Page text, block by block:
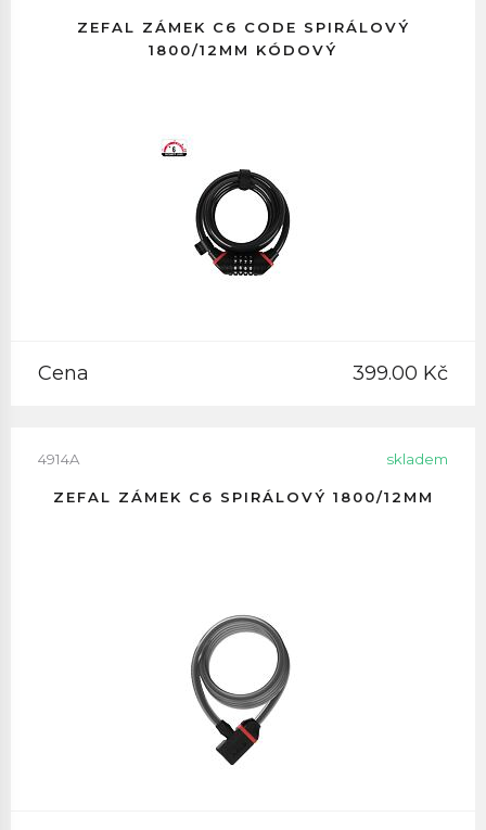
ZEFAL ZÁMEK C6 CODE SPIRÁLOVÝ
1800/12MM KÓDOVÝ
Cena 399.00 Kč
4914A skladem
ZEFAL ZÁMEK C6 SPIRÁLOVÝ 1800/12MM